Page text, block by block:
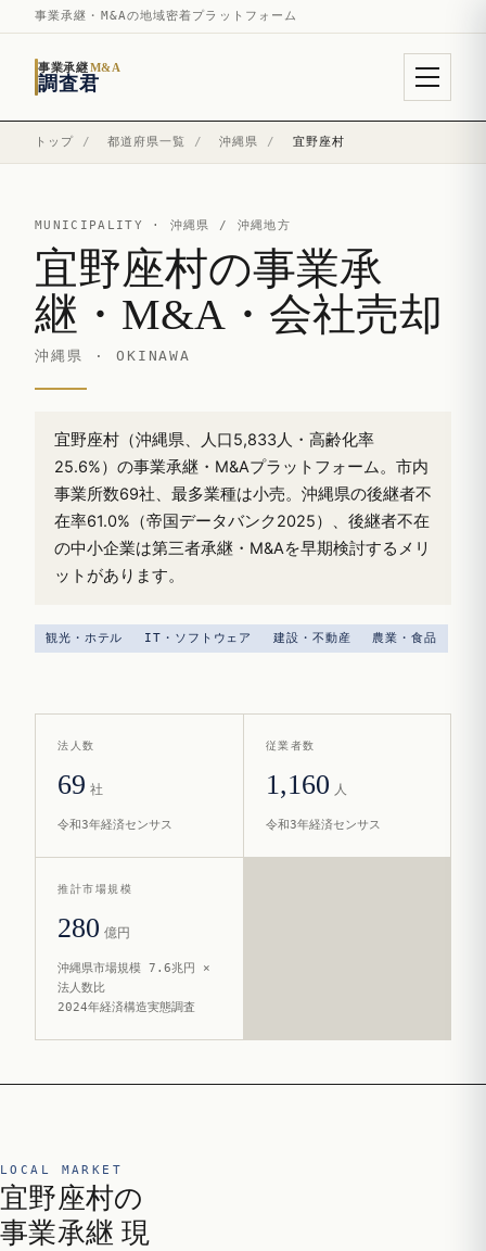
事業承継・M&Aの地域密着プラットフォーム
事業承継M&A
調査君
トップ / 都道府県一覧 / 沖縄県 / 宜野座村
MUNICIPALITY · 沖縄県 / 沖縄地方
宜野座村の事業承
継・M&A・会社売却
沖縄県 · OKINAWA
宜野座村（沖縄県、人口5,833人・高齢化率
25.6%）の事業承継・M&Aプラットフォーム。市内
事業所数69社、最多業種は小売。沖縄県の後継者不
在率61.0%（帝国データバンク2025）、後継者不在
の中小企業は第三者承継・M&Aを早期検討するメリ
ットがあります。
観光・ホテル IT・ソフトウェア 建設・不動産 農業・食品
法人数
69 社
令和3年経済センサス
従業者数
1,160 人
令和3年経済センサス
推計市場規模
280 億円
沖縄県市場規模 7.6兆円 ×
法人数比
2024年経済構造実態調査
LOCAL MARKET
宜野座村の
事業承継 現